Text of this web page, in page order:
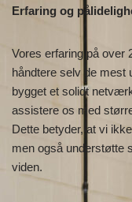
Erfaring og
Vores erfaring på over
håndtere selv de mest
bygget et solidt
assistere os med
Dette betyder, at vi
men også understøtte
viden.